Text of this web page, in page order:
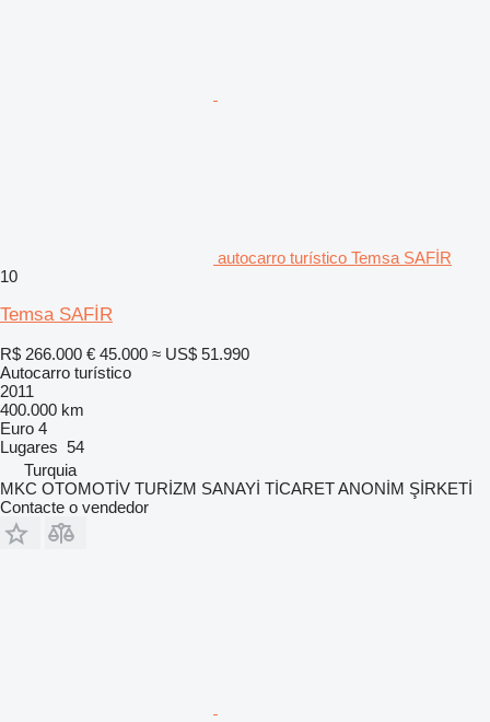
autocarro turístico Temsa SAFİR
10
Temsa SAFİR
R$ 266.000 € 45.000 ≈ US$ 51.990
Autocarro turístico
2011
400.000 km
Euro 4
Lugares 54
Turquia
MKC OTOMOTİV TURİZM SANAYİ TİCARET ANONİM ŞİRKETİ
Contacte o vendedor